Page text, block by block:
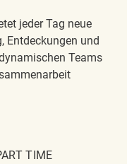
jeder Tag neue
Entdeckungen und
Teams
Marshalls Trinity Commons
TIME